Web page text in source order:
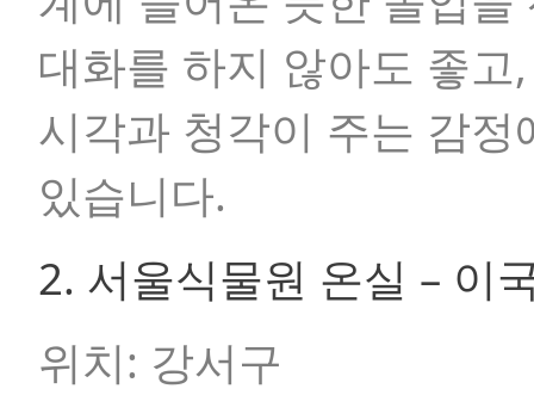
대화를 하지 않아도 좋
시각과 청각이 주는 감
있습니다.
2. 서울식물원 온실 – 이
위치: 강서구